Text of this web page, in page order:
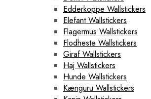
Edderkoppe Wallstickers
Elefant Wallstickers
Flagermus Wallstickers
Flodheste Wallstickers
Giraf Wallstickers
Haj Wallstickers
Hunde Wallstickers
Kænguru Wallstickers